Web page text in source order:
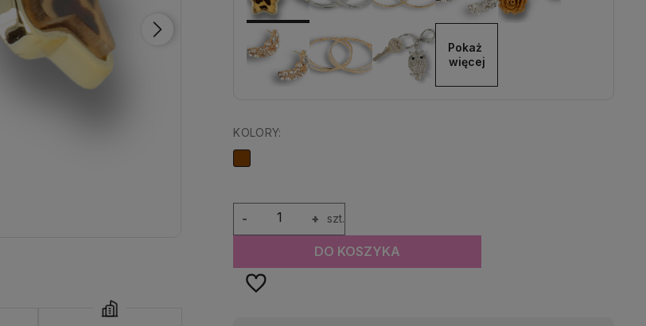
Pokaż
więcej
KOLORY:
+
- szt.
DO KOSZYKA